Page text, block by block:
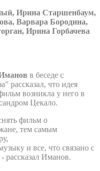
Ирина Старшенбаум,
Варвара Бородина,
Ирина Горбачева
в беседе с
рассказал, что идея
возникла у него в
Цекало.
фильм о
тем самым
и все, что связано с
рассказал Иманов.